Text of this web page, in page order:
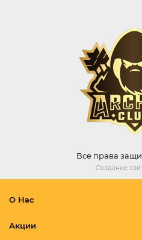
Все права
Создание
О Нас
Акции